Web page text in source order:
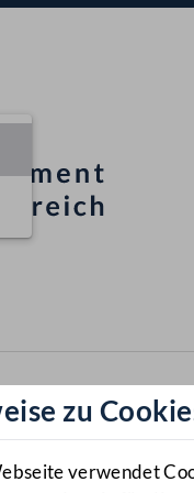
zu
verwendet